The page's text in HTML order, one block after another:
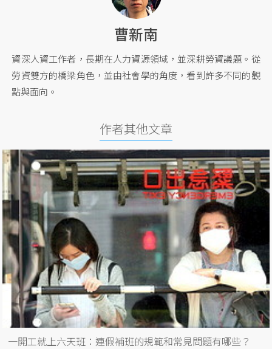
曹新南
資深人資工作者，長期在人力資源領域，並深耕勞資議題。從
勞資雙方的橋梁角色，並由社會學的角度，看到許多不同的觀
點與面向。
作者其他文章
一開工就上六天班：連假補班的規範和常見問題有哪些？